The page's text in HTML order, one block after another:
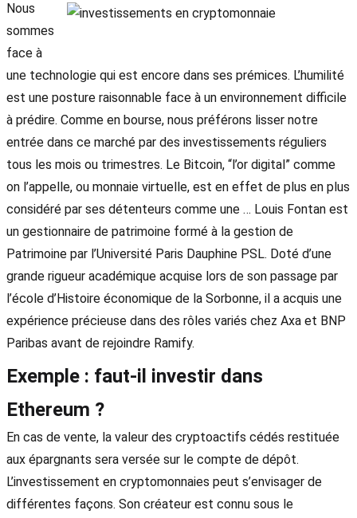
Nous
sommes
face à
une technologie qui est encore dans ses prémices. L’humilité
est une posture raisonnable face à un environnement difficile
à prédire. Comme en bourse, nous préférons lisser notre
entrée dans ce marché par des investissements réguliers
tous les mois ou trimestres. Le Bitcoin, “l’or digital” comme
on l’appelle, ou monnaie virtuelle, est en effet de plus en plus
considéré par ses détenteurs comme une … Louis Fontan est
un gestionnaire de patrimoine formé à la gestion de
Patrimoine par l’Université Paris Dauphine PSL. Doté d’une
grande rigueur académique acquise lors de son passage par
l’école d’Histoire économique de la Sorbonne, il a acquis une
expérience précieuse dans des rôles variés chez Axa et BNP
Paribas avant de rejoindre Ramify.
Exemple : faut-il investir dans
Ethereum ?
En cas de vente, la valeur des cryptoactifs cédés restituée
aux épargnants sera versée sur le compte de dépôt.
L’investissement en cryptomonnaies peut s’envisager de
différentes façons. Son créateur est connu sous le